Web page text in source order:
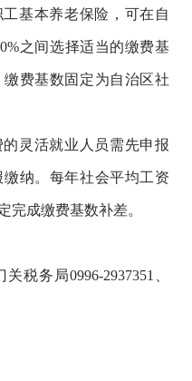
基本养老保险，可在自
之间选择适当的缴费基
费基数固定为自治区社
灵活就业人员需先申报
纳。每年社会平均工资
完成缴费基数补差。
关税务局0996-2937351、